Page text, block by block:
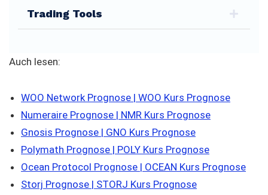
Trading Tools
Auch lesen:
WOO Network Prognose | WOO Kurs Prognose
Numeraire Prognose | NMR Kurs Prognose
Gnosis Prognose | GNO Kurs Prognose
Polymath Prognose | POLY Kurs Prognose
Ocean Protocol Prognose | OCEAN Kurs Prognose
Storj Prognose | STORJ Kurs Prognose